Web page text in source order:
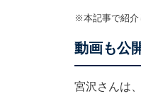
※本記事で紹介
動画も公
宮沢さんは